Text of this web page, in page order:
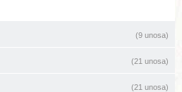
(9 unosa)
(21 unosa)
(21 unosa)